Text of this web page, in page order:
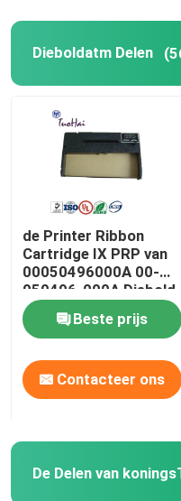
Dieboldatm Delen
de Printer Ribbon
Cartridge IX PRP van
00050496000A 00-
050496-000A Diebold
Beste prijs
Contacteer ons
De Delen van